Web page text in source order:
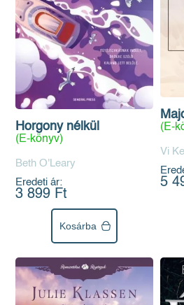
Horgony nélkül
(E-könyv)
Beth O'Leary
Eredeti ár:
3 899 Ft
Kosárba
(E-
Vi
5